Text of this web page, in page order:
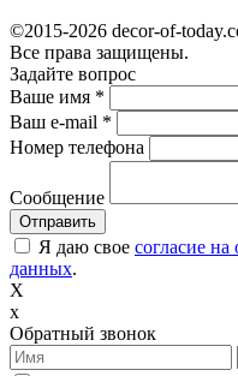
©2015-2026 decor-of-
Все права защищены.
Задайте вопрос
Ваше имя *
Ваш e-mail *
Номер телефона
Сообщение
Я даю свое согласие
данных.
X
x
Обратный звонок